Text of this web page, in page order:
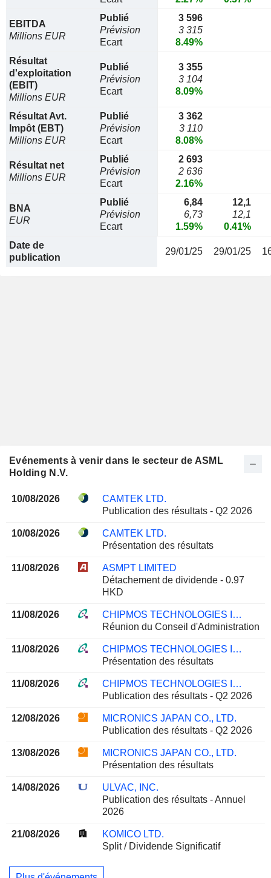
EBITDA
Millions EUR
Publié
Prévision
Ecart
3 596
3 315
8.49%
Résultat
d'exploitation
(EBIT)
Millions EUR
Publié
Prévision
Ecart
3 355
3 104
8.09%
Résultat Avt.
Impôt (EBT)
Millions EUR
Publié
Prévision
Ecart
3 362
3 110
8.08%
Résultat net
Millions EUR
Publié
Prévision
Ecart
2 693
2 636
2.16%
BNA
EUR
Publié
Prévision
Ecart
6,84
6,73
1.59%
12,1
12,1
0.41%
Date de
publication
29/01/25 29/01/25
Evénements à venir dans le secteur de ASML
Holding N.V.
10/08/2026
CAMTEK LTD.
Publication des résultats - Q2 2026
10/08/2026
CAMTEK LTD.
Présentation des résultats
11/08/2026
ASMPT LIMITED
Détachement de dividende - 0.97
HKD
11/08/2026
CHIPMOS TECHNOLOGIES INC.
Réunion du Conseil d'Administration
11/08/2026
CHIPMOS TECHNOLOGIES INC.
Présentation des résultats
11/08/2026
CHIPMOS TECHNOLOGIES INC.
Publication des résultats - Q2 2026
12/08/2026
MICRONICS JAPAN CO., LTD.
Publication des résultats - Q2 2026
13/08/2026
MICRONICS JAPAN CO., LTD.
Présentation des résultats
14/08/2026
ULVAC, INC.
Publication des résultats - Annuel
2026
21/08/2026
KOMICO LTD.
Split / Dividende Significatif